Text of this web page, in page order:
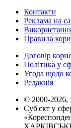
Контакти
Реклама на
Правила
Договір
Політика у
Угода щодо
Редакція
© 2000-2026,
Суб'єкт у